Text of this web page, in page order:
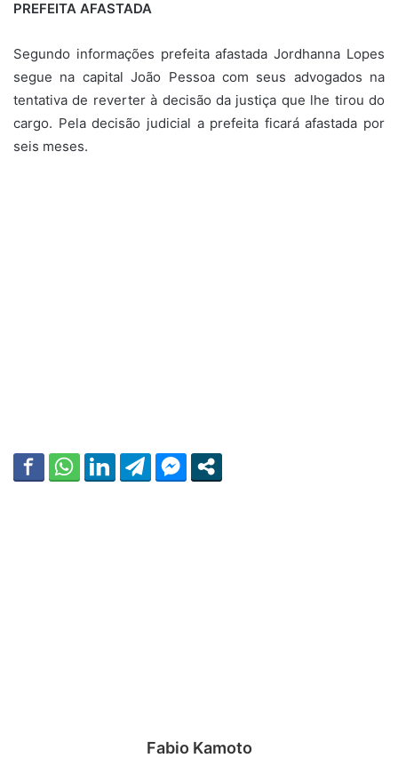
PREFEITA AFASTADA
Segundo informações prefeita afastada Jordhanna Lopes
segue na capital João Pessoa com seus advogados na
tentativa de reverter à decisão da justiça que lhe tirou do
cargo. Pela decisão judicial a prefeita ficará afastada por
seis meses.
Fabio Kamoto